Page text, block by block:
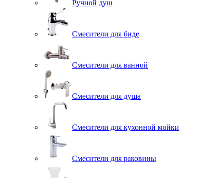
Ручной душ
Смесители для биде
Смесители для ванной
Смесители для душа
Смесители для кухонной мойки
Смесители для раковины